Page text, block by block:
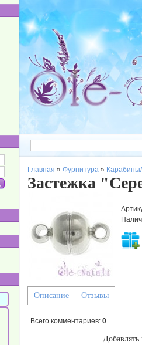
Главная » Фурнитура » Карабины/
Застежка
Описание Отзывы
Всего комментариев: 0
Добавлять